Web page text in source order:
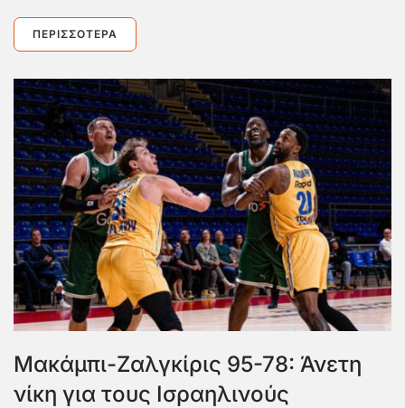
ΠΕΡΙΣΣΌΤΕΡΑ
Μακάμπι-Ζαλγκίρις 95-78: Άνετη
νίκη για τους Ισραηλινούς